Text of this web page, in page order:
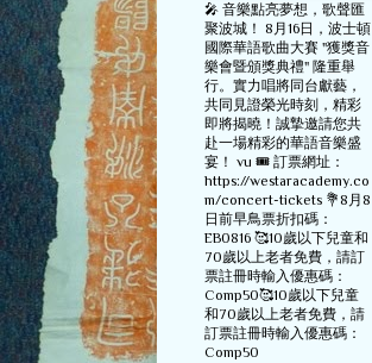
🎤 音樂點亮夢想，歌聲匯
聚波城！ 8月16日，波士頓
國際華語歌曲大賽 "獲獎音
樂會暨頒獎典禮" 隆重舉
行。實力唱將同台獻藝，
共同見證榮光時刻，精彩
即將揭曉！誠摯邀請您共
赴一場精彩的華語音樂盛
宴！ vu 🎟️ 訂票網址：
https://westaracademy.co
m/concert-tickets 💐8月8
日前早鳥票折扣碼：
EB0816 🥰10歲以下兒童和
70歲以上老者免費，請訂
票註冊時輸入優惠碼：
Comp50🥰10歲以下兒童
和70歲以上老者免費，請
訂票註冊時輸入優惠碼：
Comp50